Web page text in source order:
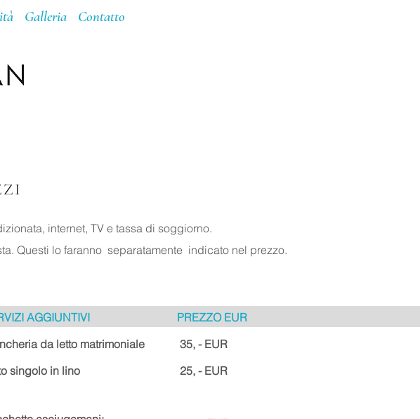
Galleria Contatto
internet, TV e tassa di soggiorno.
Questi lo faranno separatamente indicato nel prezzo.
AGGIUNTIVI
da letto matrimoniale
singolo in lino
PREZZO EUR
35, - EUR
25, - EUR